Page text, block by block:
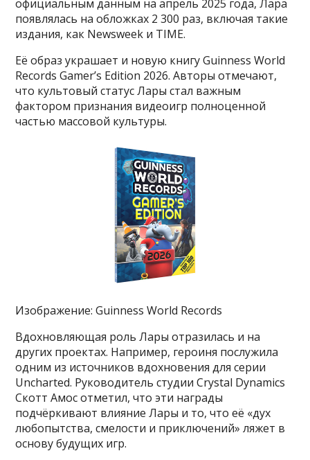
официальным данным на апрель 2025 года, Лара
появлялась на обложках 2 300 раз, включая такие
издания, как Newsweek и TIME.
Её образ украшает и новую книгу Guinness World
Records Gamer’s Edition 2026. Авторы отмечают,
что культовый статус Лары стал важным
фактором признания видеоигр полноценной
частью массовой культуры.
Изображение: Guinness World Records
Вдохновляющая роль Лары отразилась и на
других проектах. Например, героиня послужила
одним из источников вдохновения для серии
Uncharted. Руководитель студии Crystal Dynamics
Скотт Амос отметил, что эти награды
подчёркивают влияние Лары и то, что её «дух
любопытства, смелости и приключений» ляжет в
основу будущих игр.